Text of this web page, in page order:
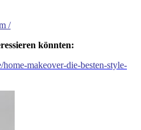
/
könnten:
makeover-die-besten-style-